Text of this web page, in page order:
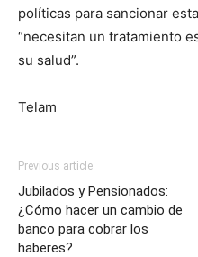
políticas para sancionar
“necesitan un tratamiento
su salud”.
Telam
Previous article
Jubilados y Pensionados:
¿Cómo hacer un cambio de
banco para cobrar los
haberes?